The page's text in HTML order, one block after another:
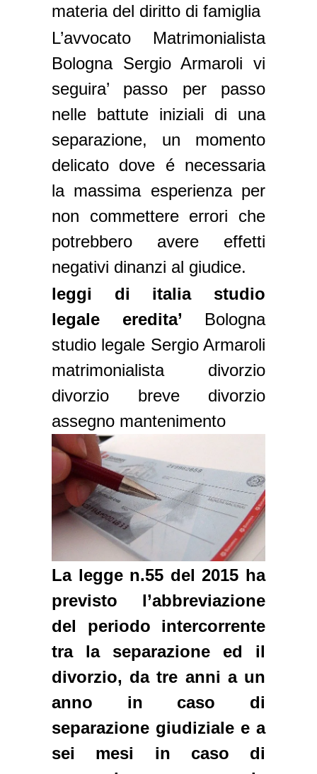
materia del diritto di famiglia
L’avvocato Matrimonialista
Bologna Sergio Armaroli vi
seguira’ passo per passo
nelle battute iniziali di una
separazione, un momento
delicato dove é necessaria
la massima esperienza per
non commettere errori che
potrebbero avere effetti
negativi dinanzi al giudice.
leggi di italia studio
legale eredita’ Bologna
studio legale Sergio Armaroli
matrimonialista divorzio
divorzio breve divorzio
assegno mantenimento
La legge n.55 del 2015 ha
previsto l’abbreviazione
del periodo intercorrente
tra la separazione ed il
divorzio, da tre anni a un
anno in caso di
separazione giudiziale e a
sei mesi in caso di